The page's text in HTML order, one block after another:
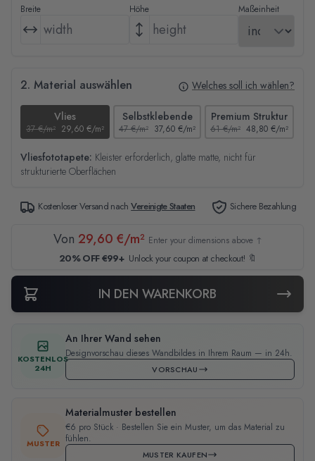
Breite Höhe Maßeinheit
2. Material auswählen Welches soll ich wählen?
Vlies
37 €/m² 29,60 €/m²
Selbstklebende
47 €/m² 37,60 €/m²
Premium Struktur
61 €/m² 48,80 €/m²
Vliesfototapete: Kleister erforderlich, glatte matte, nicht für
strukturierte Oberflächen
Kostenloser Versand nachVereinigte Staaten Sichere Bezahlung
Von 29,60 €/m² Enter your dimensions above ↑
20% OFF €99+ Unlock your coupon at checkout! 🔖
IN DEN WARENKORB
KOSTENLOS
24H
An Ihrer Wand sehen
Designvorschau dieses Wandbildes in Ihrem Raum — in 24h.
VORSCHAU
MUSTER
Materialmuster bestellen
€6 pro Stück · Bestellen Sie ein Muster, um das Material zu
fühlen.
MUSTER KAUFEN